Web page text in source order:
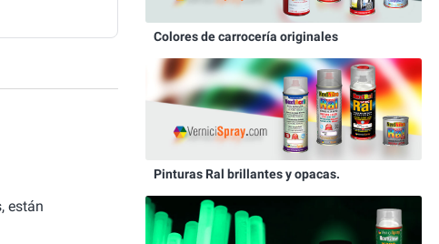
están
Colores de carrocería originales
Pinturas Ral brillantes y opacas.